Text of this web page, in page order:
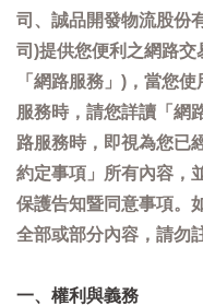
司、誠品開發物流股份
司)提供您便利之網路
「網路服務」)，當您
服務時，請您詳讀「網
路服務時，即視為您已
約定事項」所有內容，
保護告知暨同意事項。
全部或部分內容，請勿
一、權利與義務